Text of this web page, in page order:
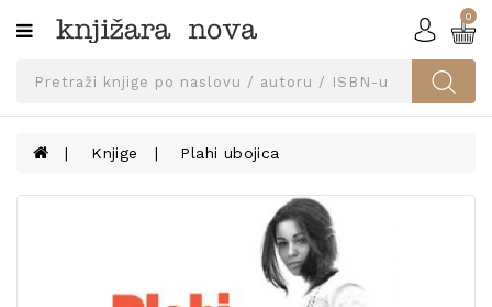
Kategorije
SVEUČILIŠNA
UDŽBENICI
KNJIGE
0
Knjige Plahi ubojica